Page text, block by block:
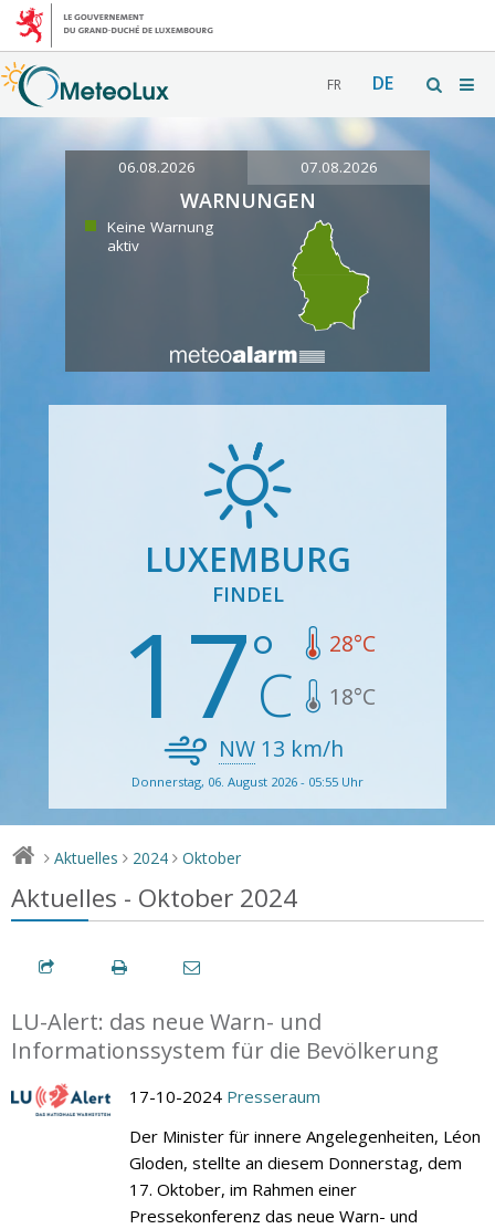
FR DE
06.08.2026 07.08.2026
WARNUNGEN
Keine Warnung
aktiv
LUXEMBURG
FINDEL
17 28°C
18°C
NW13 km/h
Donnerstag, 06. August 2026 - 05:55 Uhr
> Aktuelles > 2024 > Oktober
Aktuelles - Oktober 2024
LU-Alert: das neue Warn- und
Informationssystem für die Bevölkerung
17-10-2024 Presseraum
Der Minister für innere Angelegenheiten, Léon
Gloden, stellte an diesem Donnerstag, dem
17. Oktober, im Rahmen einer
Pressekonferenz das neue Warn- und